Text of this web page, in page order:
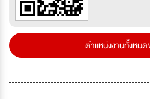
ตำแหน่งงานทั้งหม